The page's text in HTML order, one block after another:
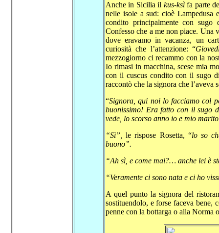
Anche in Sicilia il kus-ksìfa parte
nelle isole a sud: cioè Lampedusa
condito principalmente con sugo
Confesso che a me non piace. Una
dove eravamo in vacanza, un
curiosità che l’attenzione: “
mezzogiorno ci recammo con la
Io rimasi in macchina, scese mia
con il cuscus condito con il sugo
raccontò che la signora che l’aveva
“Signora, qui noi lo facciamo col
buonissimo! Era fatto con il sugo
vede, lo scorso anno io e mio
“Sì”,le rispose Rosetta, “lo so
buono”.
“Ah sì, e come mai?… anche lei è
“Veramente ci sono nata e ci ho
A quel punto la signora del
sostituendolo, e forse faceva bene,
penne con la bottarga o alla Norma